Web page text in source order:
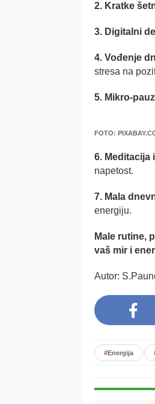
2. Kratke
3. Digitalni
4. Vođenje
stresa na
5. Mikro-
FOTO:
6. Meditacija
napetost.
7. Mala
energiju.
Male rutine,
vaš mir i
Autor:
#Energija